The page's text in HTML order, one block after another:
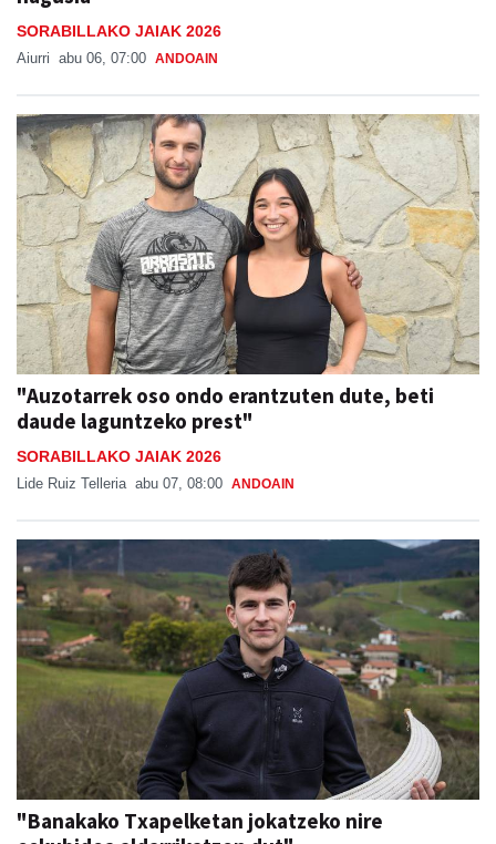
Aiurri
"Auzotarrek oso ondo erantzuten dute, beti
daude laguntzeko prest"
SORABILLAKO JAIAK 2026
Lide Ruiz Telleria abu 07, 08:00
"Banakako Txapelketan jokatzeko nire
eskubidea aldarrikatzen dut"
Aiurri abu 07, 12:00 URNIETA